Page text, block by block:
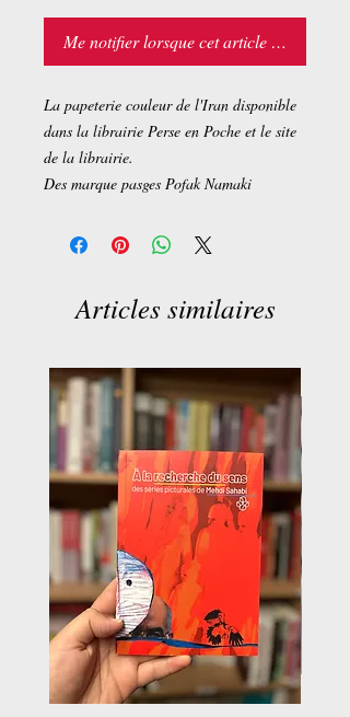
Me notifier lorsque cet article est
La papeterie couleur de l'Iran disponible
dans la librairie Perse en Poche et le site
de la librairie.
Des marque pasges Pofak Namaki
Articles similaires